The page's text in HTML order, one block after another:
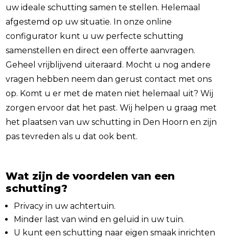
uw ideale schutting samen te stellen. Helemaal
afgestemd op uw situatie. In onze online
configurator kunt u uw perfecte schutting
samenstellen en direct een offerte aanvragen.
Geheel vrijblijvend uiteraard. Mocht u nog andere
vragen hebben neem dan gerust contact met ons
op. Komt u er met de maten niet helemaal uit? Wij
zorgen ervoor dat het past. Wij helpen u graag met
het plaatsen van uw schutting in Den Hoorn en zijn
pas tevreden als u dat ook bent.
Wat zijn de voordelen van een
schutting?
Privacy in uw achtertuin.
Minder last van wind en geluid in uw tuin.
U kunt een schutting naar eigen smaak inrichten